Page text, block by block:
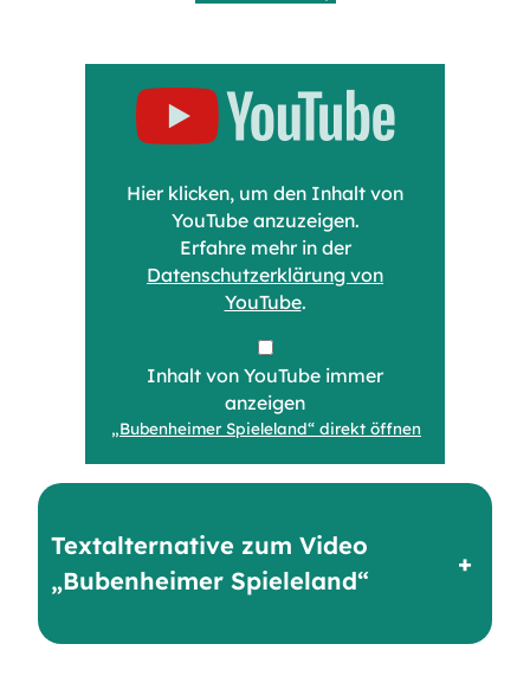
Spieleland“
anzeigenHier klicken, um den Inhalt von
YouTube anzuzeigen.
Erfahre mehr in der
Datenschutzerklärung von
YouTube.
Inhalt von YouTube immer
anzeigen
„Bubenheimer Spieleland“ direkt öffnen
Textalternative zum Video
„Bubenheimer Spieleland“
+